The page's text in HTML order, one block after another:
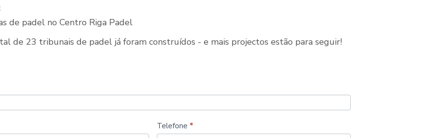
de padel no Centro Riga Padel
de 23 tribunais de padel já foram construídos - e mais projectos estão para seguir!
Telefone *